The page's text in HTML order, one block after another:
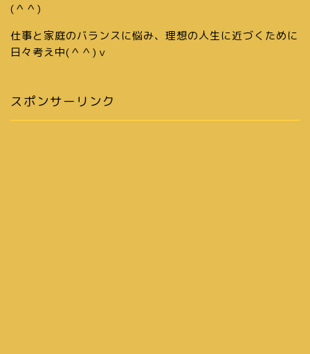
(＾＾)
仕事と家庭のバランスに悩み、理想の人生に近づくために
日々考え中(＾＾)ｖ
スポンサーリンク